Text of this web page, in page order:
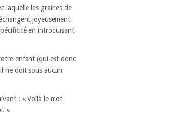
laquelle les graines de
joyeusement
en introduisant
enfant (qui est donc
ne doit sous aucun
: « Voilà le mot
»